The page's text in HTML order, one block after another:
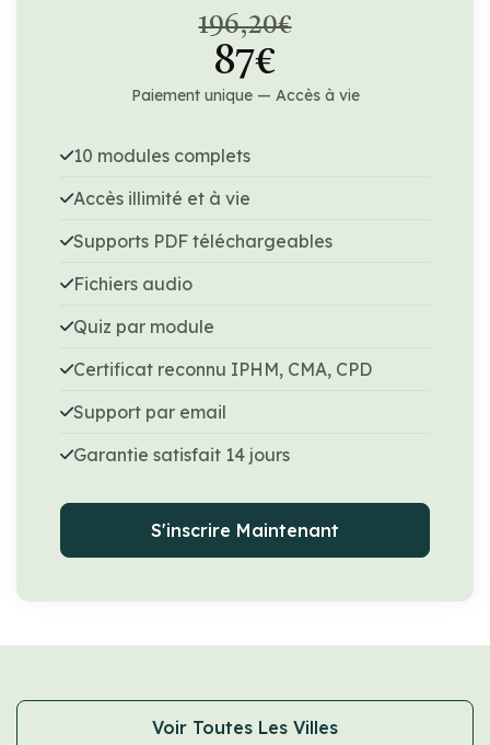
196,20€
87€
Paiement unique — Accès à vie
10 modules complets
Accès illimité et à vie
Supports PDF téléchargeables
Fichiers audio
Quiz par module
Certificat reconnu IPHM, CMA, CPD
Support par email
Garantie satisfait 14 jours
S'inscrire Maintenant
Voir Toutes Les Villes